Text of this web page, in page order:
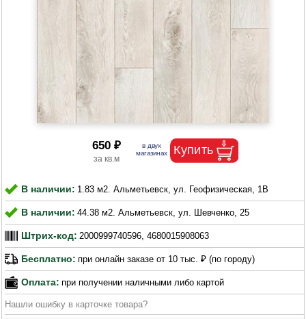
650 ₽
В наличии: 1.83 м2. Альметьевск, ул. Геофизическая, 1В
В наличии: 44.38 м2. Альметьевск, ул. Шевченко, 25
Штрих-код: 2000999740596, 4680015908063
Бесплатно: при онлайн заказе от 10 тыс. ₽ (по городу)
Оплата: при получении наличными либо картой
Нашли ошибку в карточке товара?